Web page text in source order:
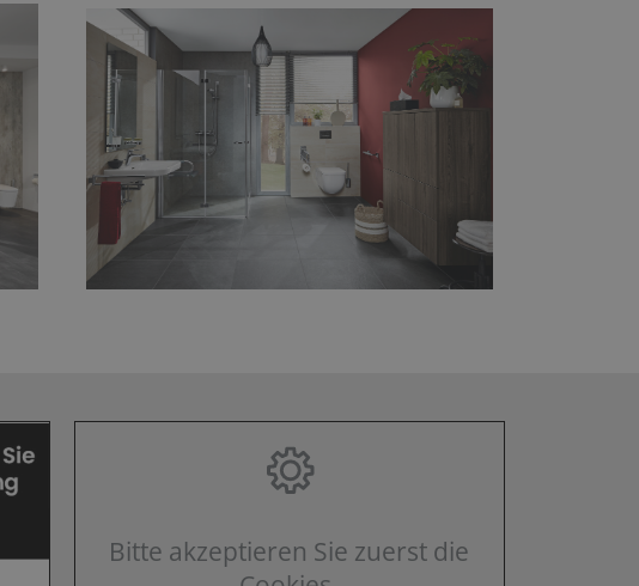
Bitte akzeptieren Sie zuerst die